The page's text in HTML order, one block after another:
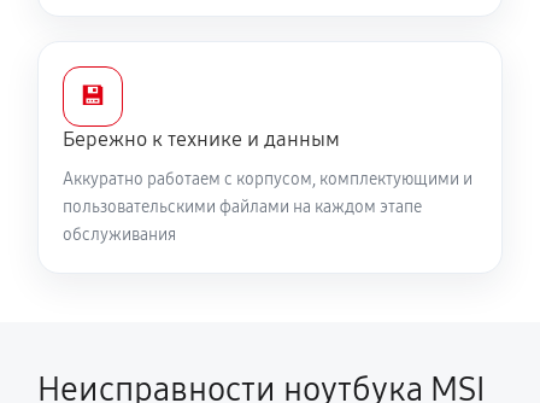
💾
Бережно к технике и данным
Аккуратно работаем с корпусом, комплектующими и
пользовательскими файлами на каждом этапе
обслуживания
Неисправности ноутбука MSI